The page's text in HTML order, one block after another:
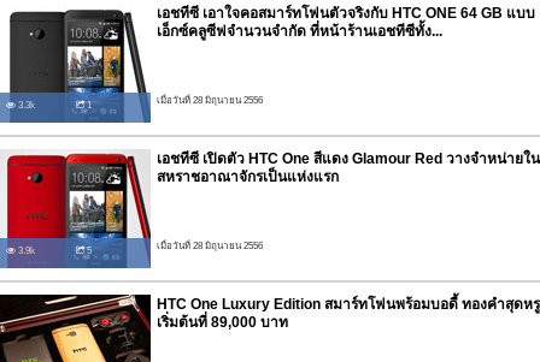
3.3k 1
เอชทีซี เอาใจคอสมาร์ทโฟนตัวจริงกับ HTC ONE 64 GB แบบ
เอ็กซ์คลูซีฟจำนวนจำกัด ที่หน้าร้านเอชทีซีทั้ง...
เมื่อวันที่ 28 มิถุนายน 2556
3.9k 5
เอชทีซี เปิดตัว HTC One สีแดง Glamour Red วางจำหน่ายใน
สหราชอาณาจักรเป็นแห่งแรก
เมื่อวันที่ 28 มิถุนายน 2556
HTC One Luxury Edition สมาร์ทโฟนพร้อมบอดี้ ทองคำสุดหรู
เริ่มต้นที่ 89,000 บาท